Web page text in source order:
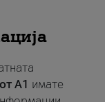
A1 имате